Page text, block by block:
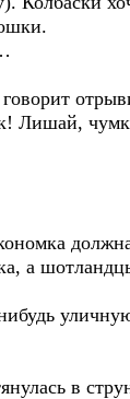
Лишай,
а
в